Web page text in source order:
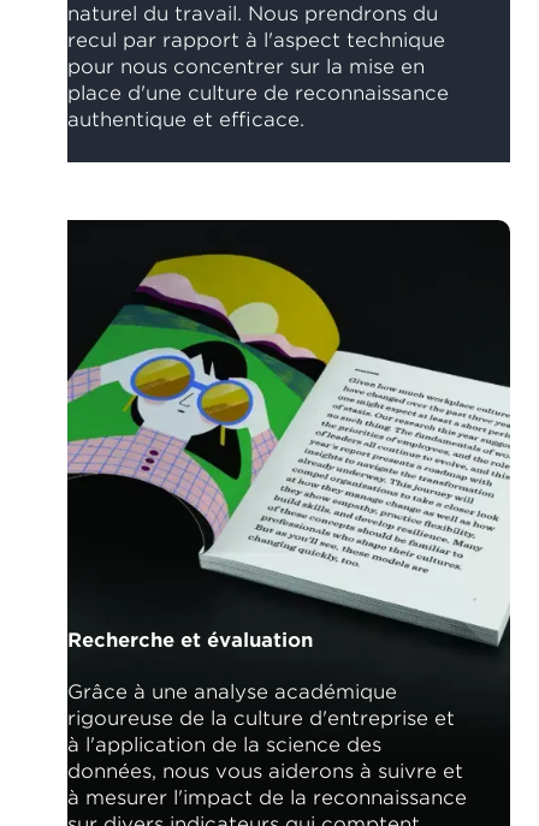
naturel du travail. Nous prendrons du
recul par rapport à l'aspect technique
pour nous concentrer sur la mise en
place d'une culture de reconnaissance
authentique et efficace.
Recherche et évaluation
Grâce à une analyse académique
rigoureuse de la culture d'entreprise et
à l'application de la science des
données, nous vous aiderons à suivre et
à mesurer l'impact de la reconnaissance